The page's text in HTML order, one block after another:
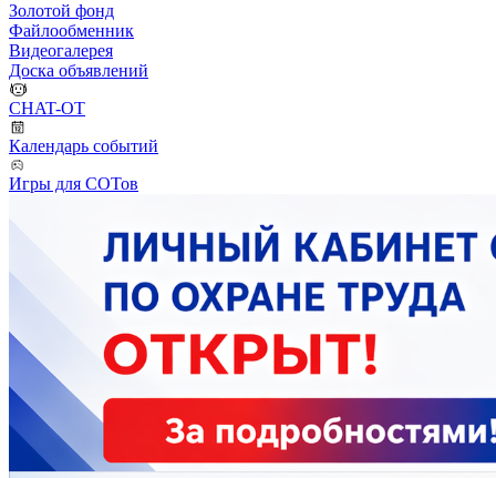
Золотой фонд
Файлообменник
Видеогалерея
Доска объявлений
CHAT-OT
Календарь событий
Игры для СОТов